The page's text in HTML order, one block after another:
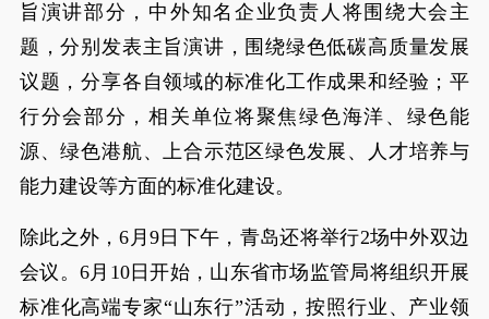
旨演讲部分，中外知名企业负责人将围绕大会主
题，分别发表主旨演讲，围绕绿色低碳高质量发展
议题，分享各自领域的标准化工作成果和经验；平
行分会部分，相关单位将聚焦绿色海洋、绿色能
源、绿色港航、上合示范区绿色发展、人才培养与
能力建设等方面的标准化建设。
除此之外，6月9日下午，青岛还将举行2场中外双边
会议。6月10日开始，山东省市场监管局将组织开展
标准化高端专家“山东行”活动，按照行业、产业领